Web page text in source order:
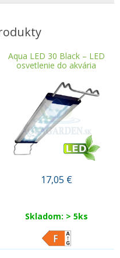
Aqua LED 30 Black – LED
osvetlenie do akvária
17,05 €
Skladom: > 5ks